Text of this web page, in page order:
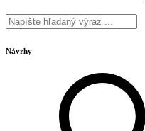
Návrhy